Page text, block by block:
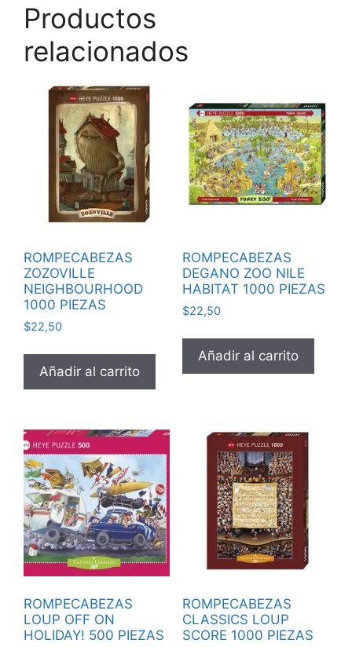
Productos
relacionados
ROMPECABEZAS
ZOZOVILLE
NEIGHBOURHOOD
1000 PIEZAS
$22,50
Añadir al carrito
ROMPECABEZAS
DEGANO ZOO NILE
HABITAT 1000 PIEZAS
$22,50
Añadir al carrito
ROMPECABEZAS
LOUP OFF ON
HOLIDAY! 500 PIEZAS
ROMPECABEZAS
CLASSICS LOUP
SCORE 1000 PIEZAS